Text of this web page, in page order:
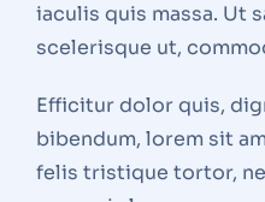
iaculis quis massa. Ut
scelerisque ut,
Efficitur dolor quis,
bibendum, lorem sit
felis tristique tortor,